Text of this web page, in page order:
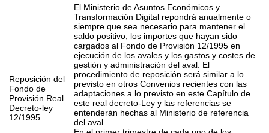
Reposición del
Fondo de
Provisión Real
Decreto-ley
12/1995.
El Ministerio de Asuntos Económicos y
Transformación Digital repondrá anualmente o
siempre que sea necesario para mantener el
saldo positivo, los importes que hayan sido
cargados al Fondo de Provisión 12/1995 en
ejecución de los avales y los gastos y costes de
gestión y administración del aval. El
procedimiento de reposición será similar a lo
previsto en otros Convenios recientes con las
adaptaciones a lo previsto en este Capítulo de
este real decreto-Ley y las referencias se
entenderán hechas al Ministerio de referencia
del aval.